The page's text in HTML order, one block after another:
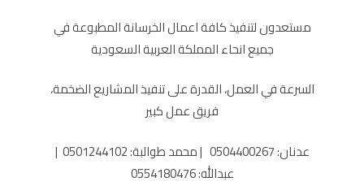
مستعدون لتنفيذ كافة اعمال الخرسانة المطبوعة في
جميع انحاء المملكة العربية السعودية
السرعة في العمل، القدرة على تنفيذ المشاريع الضخمة،
فريق عمل كبير
عدنان: 0504400267 | محمد طوالبة: 0501244102 |
عبدالله: 0554180476